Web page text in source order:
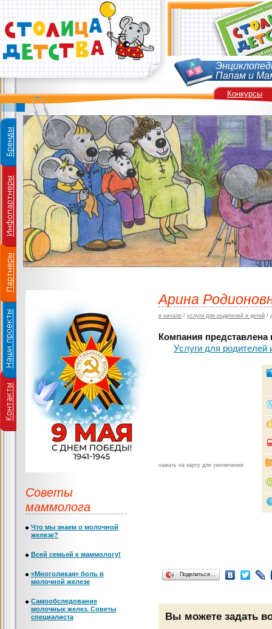
Папам и
Арина
в начало / услуги для родителей и детей /
Компания представлена
Услуги для родителей
нажать на карту для увеличения
Поделиться…
Вы можете задать
Советы
маммолога
Что мы знаем о молочной
железе?
Всей семьей к маммологу!
«Многоликая» боль в
молочной железе
Самообследование
молочных желез. Советы
специалиста
Конкурсы